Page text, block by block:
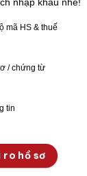
mã HS & thuế
/ chứng từ
tin
ro hồ sơ